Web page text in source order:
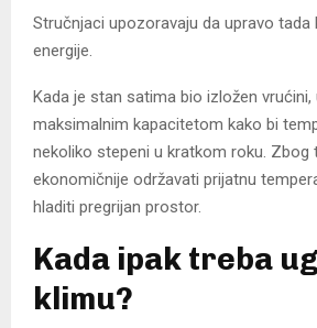
Stručnjaci upozoravaju da upravo tada
energije.
Kada je stan satima bio izložen
maksimalnim kapacitetom kako bi
nekoliko stepeni u kratkom roku. Zbog
ekonomičnije održavati prijatnu
hladiti pregrijan prostor.
Kada ipak treba
klimu?